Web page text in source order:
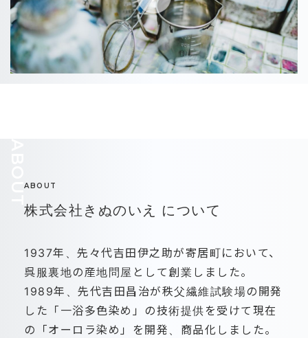
ABOUT
ABOUT
株式会社きぬのいえ について
1937年、先々代吉田伊之助が寄居町において、
呉服裏地の産地問屋として創業しました。
1989年、先代吉田昌治が秩父繊維試験場の開発
した「一浴多色染め」の技術提供を受けて現在
の「オーロラ染め」を開発、商品化しました。